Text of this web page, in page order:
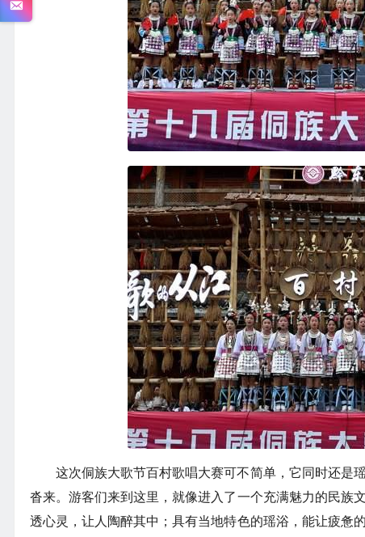
这次侗族大歌节百村歌唱大赛可不简单，它同时还是
沓来。游客们来到这里，就像进入了一个充满魅力的民族
透心灵，让人陶醉其中；具有当地特色的瑶浴，能让疲惫